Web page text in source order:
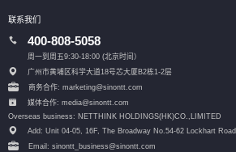
联系我们
400-808-5058
周一到周五9:30-18:00 (北京时间）
广州市黄埔区科学大道18号芯大厦B2栋1-2层
商务合作: marketing@sinontt.com
媒体合作: media@sinontt.com
Overseas business: NETTHINK HOLDINGS(HK)CO.,LIMITED
Add: Unit 04-05, 16F, The Broadway No.54-62 Lockhart Road,
Email: sinontt_business@sinontt.com